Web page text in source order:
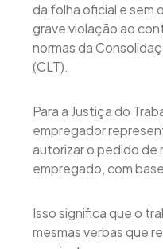
da folha oficial e sem
grave violação ao
normas da
(CLT).
Para a Justiça do
empregador
autorizar o pedido de
empregado, com
Isso significa que o
mesmas verbas que